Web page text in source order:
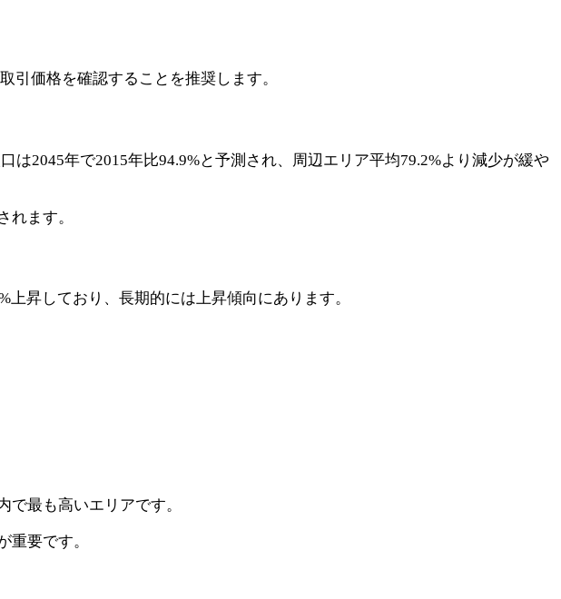
引価格を確認することを推奨します。
2045年で2015年比94.9%と予測され、周辺エリア平均79.2%より減少が緩や
ます。
昇しており、長期的には上昇傾向にあります。
最も高いエリアです。
要です。